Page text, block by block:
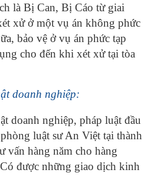
là Bị Can, Bị Cáo từ giai
xử ở một vụ án không phức
bảo vệ ở vụ án phức tạp
cho đến khi xét xử tại tòa
doanh nghiệp:
doanh nghiệp, pháp luật đầu
luật sư An Việt tại thành
vấn hàng năm cho hàng
được những giao dịch kinh